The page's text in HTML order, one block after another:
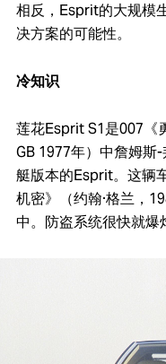
相反，Esprit的大规模
决方案的可能性。
冷知识
莲花Esprit S1是007《
GB 1977年）中詹姆斯
艇版本的Esprit。这辆
机密》（约翰·格兰，
中。防盗系统很快就爆